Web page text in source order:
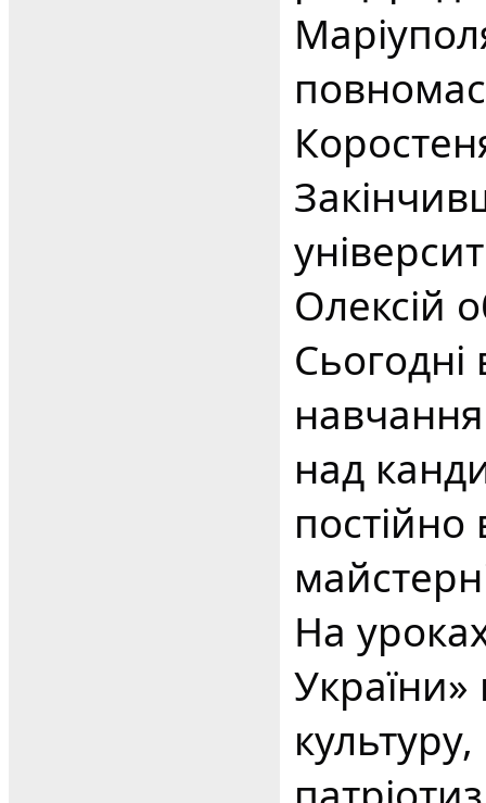
Олексій
Сьогодні
над
На
України»